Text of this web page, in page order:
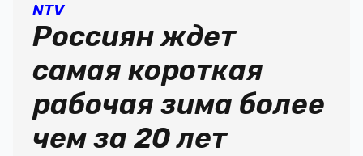
NTV
Россиян ждет
самая короткая
рабочая зима более
чем за 20 лет